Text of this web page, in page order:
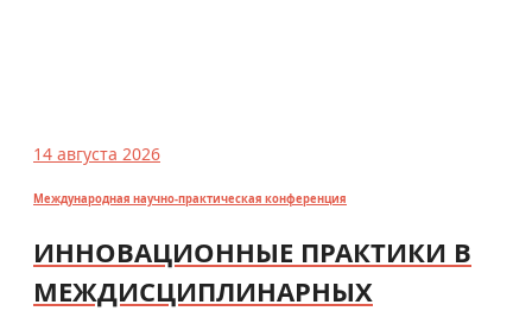
14 августа 2026
Международная научно-практическая конференция
ИННОВАЦИОННЫЕ ПРАКТИКИ В
МЕЖДИСЦИПЛИНАРНЫХ